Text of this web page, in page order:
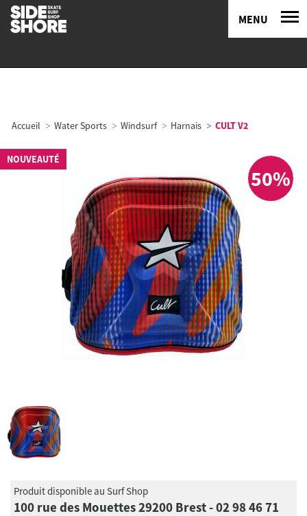
MENU
Accueil Water Sports Windsurf Harnais CULT V2
50%
NOUVEAUTÉ
Produit disponible au Surf Shop
100 rue des Mouettes 29200 Brest - 02 98 46 71